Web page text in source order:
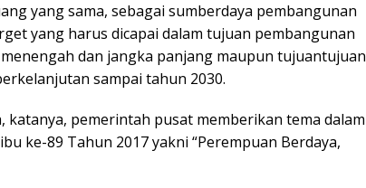
yang sama, sebagai sumberdaya pembangunan
yang harus dicapai dalam tujuan pembangunan
dan jangka panjang maupun tujuantujuan
sampai tahun 2030.
katanya, pemerintah pusat memberikan tema dalam
ke-89 Tahun 2017 yakni “Perempuan Berdaya,